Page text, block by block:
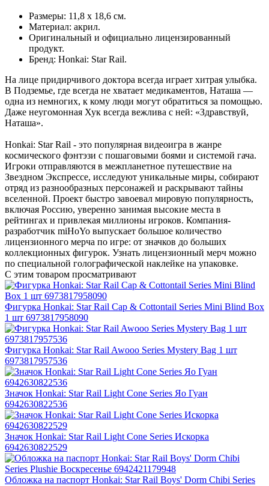
Размеры: 11,8 х 18,6 см.
Материал: акрил.
Оригинальный и официально лицензированный
продукт.
Бренд: Honkai: Star Rail.
На лице придирчивого доктора всегда играет хитрая улыбка.
В Подземье, где всегда не хватает медикаментов, Наташа —
одна из немногих, к кому люди могут обратиться за помощью.
Даже неугомонная Хук всегда вежлива с ней: «Здравствуй,
Наташа».
Honkai: Star Rail - это популярная видеоигра в жанре
космического фэнтэзи с пошаговыми боями и системой гача.
Игроки отправляются в межпланетное путешествие на
Звездном Экспрессе, исследуют уникальные миры, собирают
отряд из разнообразных персонажей и раскрывают тайны
вселенной. Проект быстро завоевал мировую популярность,
включая Россию, уверенно занимая высокие места в
рейтингах и привлекая миллионы игроков. Компания-
разработчик miHoYo выпускает большое количество
лицензионного мерча по игре: от значков до больших
коллекционных фигурок. Узнать лицензионный мерч можно
по специальной голографической наклейке на упаковке.
С этим товаром просматривают
Фигурка Honkai: Star Rail Cap & Cottontail Series Mini Blind Box
1 шт 6973817958090
Фигурка Honkai: Star Rail Awooo Series Mystery Bag 1 шт
6973817957536
Значок Honkai: Star Rail Light Cone Series Яо Гуан
6942630822536
Значок Honkai: Star Rail Light Cone Series Искорка
6942630822529
Обложка на паспорт Honkai: Star Rail Boys' Dorm Chibi Series